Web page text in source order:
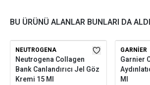
BU ÜRÜNÜ ALANLAR BUNLARI DA ALDI
NEUTROGENA
Neutrogena Collagen
Bank Canlandırıcı Jel Göz
Kremi 15 Ml
GARNIER
Garnier
Ml